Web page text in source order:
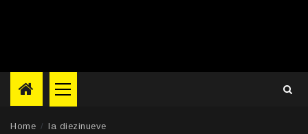
Primary
Menu
Home la diezinueve